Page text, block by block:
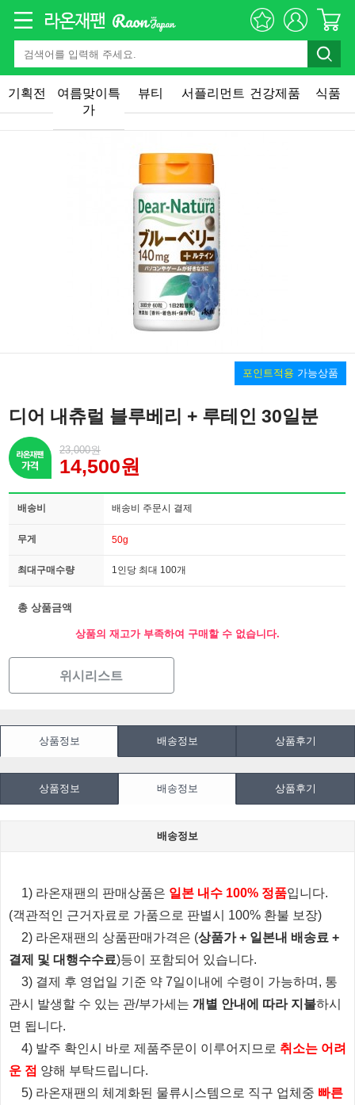
기획전
여름맞이특
가
뷰티 서플리먼트 건강제품 식품
포인트적용 가능상품
디어 내츄럴 블루베리 + 루테인 30일분
23,000원
14,500원
배송비 배송비 주문시 결제
무게 50g
최대구매수량 1인당 최대 100개
총 상품금액
상품의 재고가 부족하여 구매할 수 없습니다.
위시리스트
상품정보 배송정보 상품후기
상품정보 배송정보 상품후기
배송정보
1) 라온재팬의 판매상품은 일본 내수 100% 정품입니다.
(객관적인 근거자료로 가품으로 판별시 100% 환불 보장)
2) 라온재팬의 상품판매가격은 (상품가 + 일본내 배송료 +
결제 및 대행수수료)등이 포함되어 있습니다.
3) 결제 후 영업일 기준 약 7일이내에 수령이 가능하며, 통
관시 발생할 수 있는 관/부가세는 개별 안내에 따라 지불하시
면 됩니다.
4) 발주 확인시 바로 제품주문이 이루어지므로 취소는 어려
운 점 양해 부탁드립니다.
5) 라온재팬의 체계화된 물류시스템으로 직구 업체중 빠른